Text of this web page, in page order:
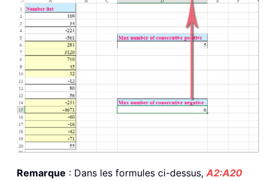
Remarque : Dans les formules ci-dessus, A2:A20